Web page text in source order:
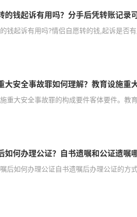
的钱起诉有用吗？分手后凭转账记录
钱起诉有用吗?情侣自愿转的钱,起诉是否
重大安全事故罪的构成要件客体要件。教
如何办理公证？自书遗嘱和公证遗嘱
后如何办理公证自书遗嘱后办理公证的方